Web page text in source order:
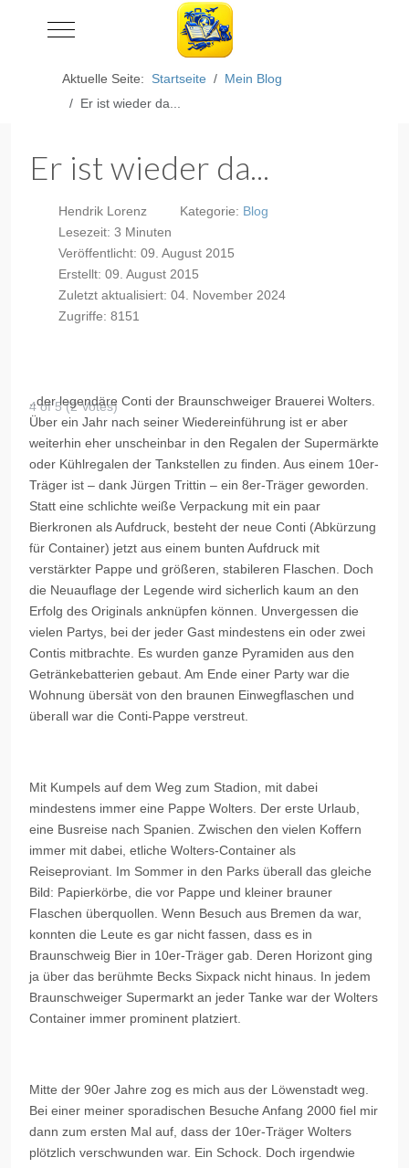
Mobile Menu Toggle
Aktuelle Seite: Startseite
Mein Blog
Er ist wieder da...
Er ist wieder da...
Hendrik Lorenz Kategorie: Blog
Lesezeit: 3 Minuten
Veröffentlicht: 09. August 2015
Erstellt: 09. August 2015
Zuletzt aktualisiert: 04. November 2024
Zugriffe: 8151
4 of 5 (2 Votes)
..der legendäre Conti der Braunschweiger Brauerei Wolters.
Über ein Jahr nach seiner Wiedereinführung ist er aber
weiterhin eher unscheinbar in den Regalen der Supermärkte
oder Kühlregalen der Tankstellen zu finden. Aus einem 10er-
Träger ist – dank Jürgen Trittin – ein 8er-Träger geworden.
Statt eine schlichte weiße Verpackung mit ein paar
Bierkronen als Aufdruck, besteht der neue Conti (Abkürzung
für Container) jetzt aus einem bunten Aufdruck mit
verstärkter Pappe und größeren, stabileren Flaschen. Doch
die Neuauflage der Legende wird sicherlich kaum an den
Erfolg des Originals anknüpfen können. Unvergessen die
vielen Partys, bei der jeder Gast mindestens ein oder zwei
Contis mitbrachte. Es wurden ganze Pyramiden aus den
Getränkebatterien gebaut. Am Ende einer Party war die
Wohnung übersät von den braunen Einwegflaschen und
überall war die Conti-Pappe verstreut.
Mit Kumpels auf dem Weg zum Stadion, mit dabei
mindestens immer eine Pappe Wolters. Der erste Urlaub,
eine Busreise nach Spanien. Zwischen den vielen Koffern
immer mit dabei, etliche Wolters-Container als
Reiseproviant. Im Sommer in den Parks überall das gleiche
Bild: Papierkörbe, die vor Pappe und kleiner brauner
Flaschen überquollen. Wenn Besuch aus Bremen da war,
konnten die Leute es gar nicht fassen, dass es in
Braunschweig Bier in 10er-Träger gab. Deren Horizont ging
ja über das berühmte Becks Sixpack nicht hinaus. In jedem
Braunschweiger Supermarkt an jeder Tanke war der Wolters
Container immer prominent platziert.
Mitte der 90er Jahre zog es mich aus der Löwenstadt weg.
Bei einer meiner sporadischen Besuche Anfang 2000 fiel mir
dann zum ersten Mal auf, dass der 10er-Träger Wolters
plötzlich verschwunden war. Ein Schock. Doch irgendwie